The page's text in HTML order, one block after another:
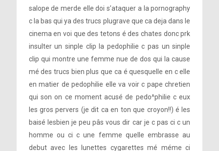
salope de merde elle doi s’ataquer a la pornography
c la bas qui ya des trucs plugrave que ca deja dans le
cinema en voi que des tetons é des chates donc prk
insulter un sinple clip la pedophilie c pas un sinple
clip qui montre une femme nue de dos qui la cause
mé des trucs bien plus que ca é quesquelle en c elle
en matier de pedophilie elle va voir c pape chretien
qui son on ce moment acusé de pedo^philie c eux
les gros pervers (je dit ca en ton que croyon!!) é les
baisé lesbien je peu pâs vous dir car je c pas ci c un
homme ou ci c une femme quelle embrasse au
debut avec les lunettes cygarettes mé méme ci